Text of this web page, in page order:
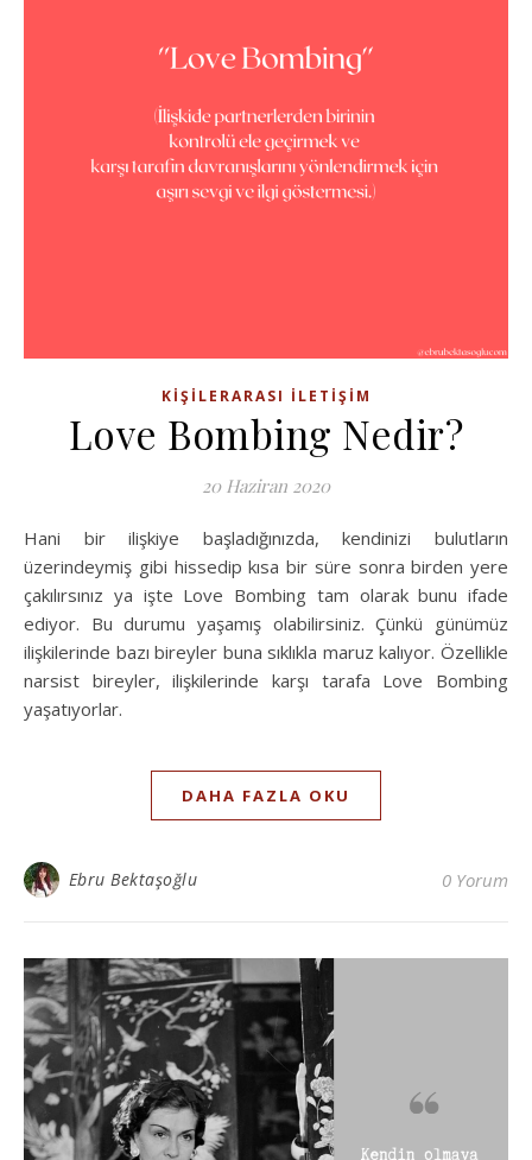
KIŞILERARASI İLETIŞIM
Love Bombing Nedir?
20 Haziran 2020
Hani bir ilişkiye başladığınızda, kendinizi bulutların
üzerindeymiş gibi hissedip kısa bir süre sonra birden yere
çakılırsınız ya işte Love Bombing tam olarak bunu ifade
ediyor. Bu durumu yaşamış olabilirsiniz. Çünkü günümüz
ilişkilerinde bazı bireyler buna sıklıkla maruz kalıyor. Özellikle
narsist bireyler, ilişkilerinde karşı tarafa Love Bombing
yaşatıyorlar.
DAHA FAZLA OKU
Ebru Bektaşoğlu 0 Yorum